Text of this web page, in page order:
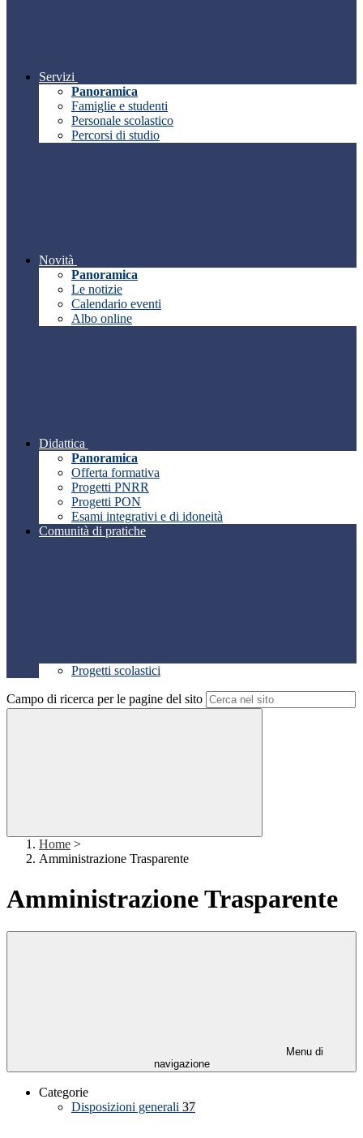
Servizi
Panoramica
Famiglie e studenti
Personale scolastico
Percorsi di studio
Novità
Panoramica
Le notizie
Calendario eventi
Albo online
Didattica
Panoramica
Offerta formativa
Progetti PNRR
Progetti PON
Esami integrativi e di idoneità
Comunità di pratiche
Progetti scolastici
Campo di ricerca per le pagine del sito
Home >
Amministrazione Trasparente
Amministrazione Trasparente
Menu di
navigazione
Categorie
Disposizioni generali 37